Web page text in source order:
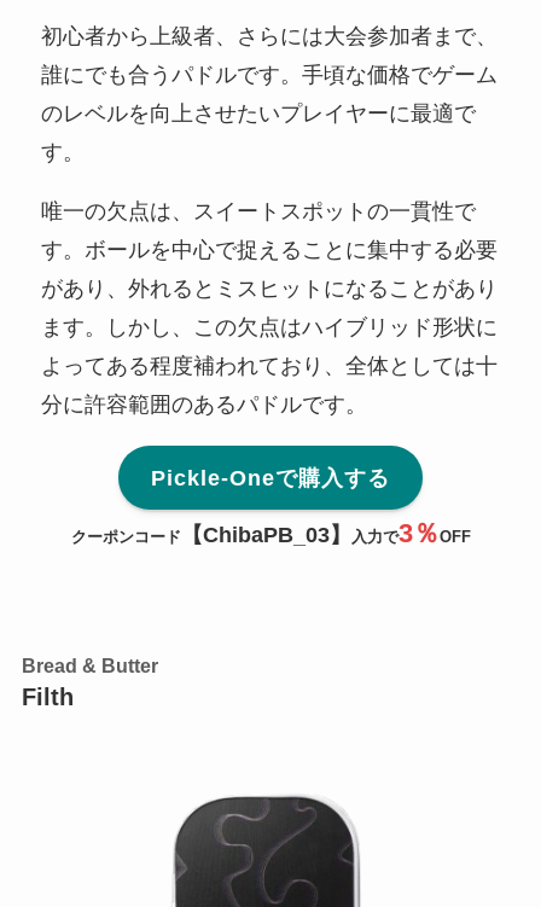
初心者から上級者、さらには大会参加者まで、
誰にでも合うパドルです。手頃な価格でゲーム
のレベルを向上させたいプレイヤーに最適で
す。
唯一の欠点は、スイートスポットの一貫性で
す。ボールを中心で捉えることに集中する必要
があり、外れるとミスヒットになることがあり
ます。しかし、この欠点はハイブリッド形状に
よってある程度補われており、全体としては十
分に許容範囲のあるパドルです。
Pickle-Oneで購入する
クーポンコード 【ChibaPB_03】 入力で3％OFF
Bread & Butter
Filth